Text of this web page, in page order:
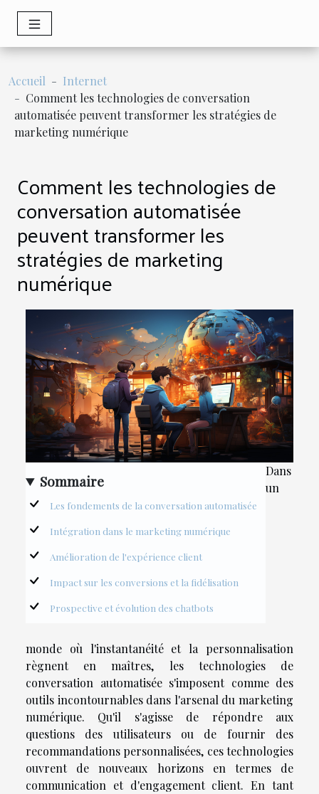
Accueil
Internet
Comment les technologies de conversation
automatisée peuvent transformer les stratégies de
marketing numérique
Comment les technologies de
conversation automatisée
peuvent transformer les
stratégies de marketing
numérique
Sommaire
Les fondements de la conversation automatisée
Intégration dans le marketing numérique
Amélioration de l'expérience client
Impact sur les conversions et la fidélisation
Prospective et évolution des chatbots
Dans
un
monde où l'instantanéité et la personnalisation
règnent en maîtres, les technologies de
conversation automatisée s'imposent comme des
outils incontournables dans l'arsenal du marketing
numérique. Qu'il s'agisse de répondre aux
questions des utilisateurs ou de fournir des
recommandations personnalisées, ces technologies
ouvrent de nouveaux horizons en termes de
communication et d'engagement client. En tant